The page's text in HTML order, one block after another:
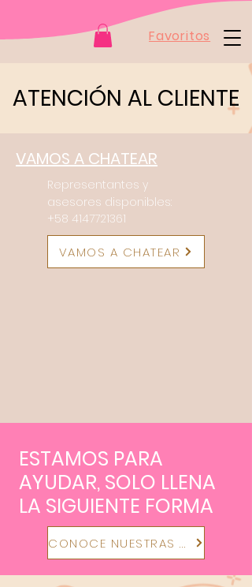
Favoritos
ATENCIÓN AL CLIENTE
VAMOS A CHATEAR
Representantes y
asesores disponibles:
+58 4147721361
VAMOS A CHATEAR
ESTAMOS PARA
AYUDAR, SOLO LLENA
LA SIGUIENTE FORMA
CONOCE NUESTRAS POLITICAS